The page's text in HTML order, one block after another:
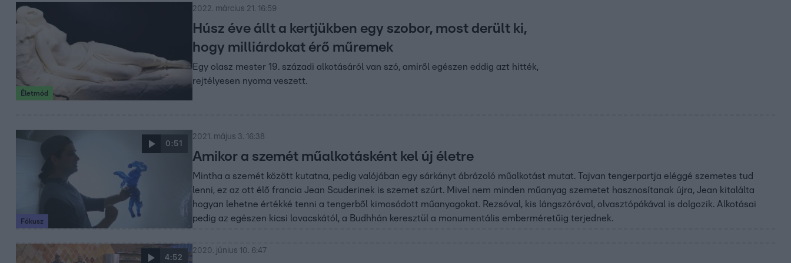
Életmód
2022. március 21. 16:59
Húsz éve állt a kertjükben egy szobor, most derült ki,
hogy milliárdokat érő műremek
Egy olasz mester 19. századi alkotásáról van szó, amiről egészen eddig azt hitték,
rejtélyesen nyoma veszett.
0:51
Fókusz
2021. május 3. 16:38
Amikor a szemét műalkotásként kel új életre
Mintha a szemét között kutatna, pedig valójában egy sárkányt ábrázoló műalkotást mutat. Tajvan tengerpartja eléggé szemetes tud
lenni, ez az ott élő francia Jean Scuderinek is szemet szúrt. Mivel nem minden műanyag szemetet hasznosítanak újra, Jean kitalálta
hogyan lehetne értékké tenni a tengerből kimosódott műanyagokat. Rezsóval, kis lángszóróval, olvasztópákával is dolgozik. Alkotásai
pedig az egészen kicsi lovacskától, a Budhhán keresztül a monumentális emberméretűig terjednek.
4:52
2020. június 10. 6:47